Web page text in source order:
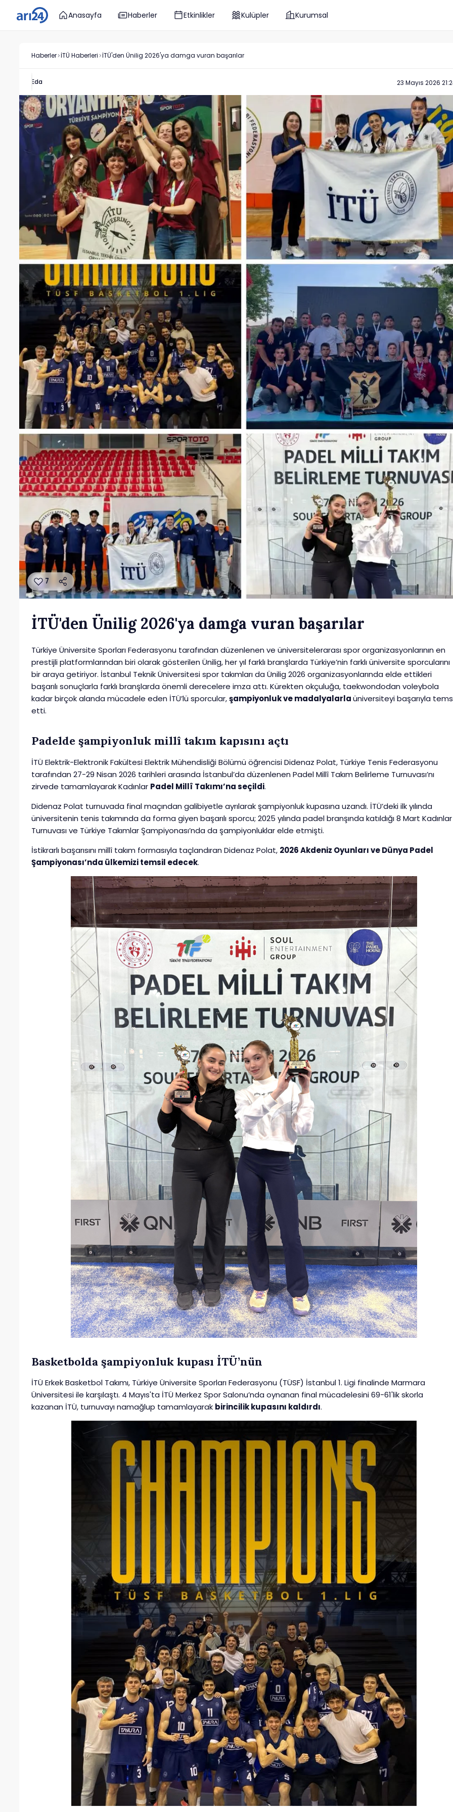
Anasayfa Haberler Etkinlikler Kulüpler Kurumsal
Haberler İTÜ Haberleri İTÜ'den Ünilig 2026'ya damga vuran başarılar
Eda 23 Mayıs 2026
7
İTÜ'den Ünilig 2026'ya damga vuran başarılar
Türkiye Üniversite Sporları Federasyonu tarafından düzenlenen ve üniversitelerarası spor organizasyonlarının en
prestijli platformlarından biri olarak gösterilen Ünilig, her yıl farklı branşlarda Türkiye’nin farklı üniversite sporcularını
bir araya getiriyor. İstanbul Teknik Üniversitesi spor takımları da Ünilig 2026 organizasyonlarında elde ettikleri
başarılı sonuçlarla farklı branşlarda önemli derecelere imza attı. Kürekten okçuluğa, taekwondodan voleybola
kadar birçok alanda mücadele eden İTÜ’lü sporcular,şampiyonluk ve madalyalarlaüniversiteyi başarıyla
etti.
Padelde şampiyonluk millî takım kapısını açtı
İTÜ Elektrik-Elektronik Fakültesi Elektrik Mühendisliği Bölümü öğrencisi Didenaz Polat, Türkiye Tenis Federasyonu
tarafından 27-29 Nisan 2026 tarihleri arasında İstanbul’da düzenlenen Padel Millî Takım Belirleme Turnuvası’nı
zirvede tamamlayarak Kadınlar Padel Millî Takımı’na seçildi.
Didenaz Polat turnuvada final maçından galibiyetle ayrılarak şampiyonluk kupasına uzandı. İTÜ’deki ilk yılında
üniversitenin tenis takımında da forma giyen başarılı sporcu; 2025 yılında padel branşında katıldığı 8 Mart Kadınlar
Turnuvası ve Türkiye Takımlar Şampiyonası’nda da şampiyonluklar elde etmişti.
İstikrarlı başarısını millî takım formasıyla taçlandıran Didenaz Polat, 2026 Akdeniz Oyunları ve Dünya Padel
Şampiyonası’nda ülkemizi temsil edecek.
Basketbolda şampiyonluk kupası İTÜ’nün
İTÜ Erkek Basketbol Takımı, Türkiye Üniversite Sporları Federasyonu (TÜSF) İstanbul 1. Ligi finalinde Marmara
Üniversitesi ile karşılaştı. 4 Mayıs'ta İTÜ Merkez Spor Salonu’nda oynanan final mücadelesini 69-61'lik skorla
kazanan İTÜ, turnuvayı namağlup tamamlayarak birincilik kupasını kaldırdı.